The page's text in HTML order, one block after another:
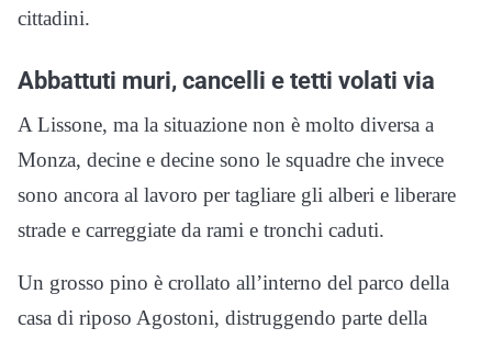
cittadini.
Abbattuti muri, cancelli e tetti volati via
A Lissone, ma la situazione non è molto diversa a
Monza, decine e decine sono le squadre che invece
sono ancora al lavoro per tagliare gli alberi e liberare
strade e carreggiate da rami e tronchi caduti.
Un grosso pino è crollato all’interno del parco della
casa di riposo Agostoni, distruggendo parte della